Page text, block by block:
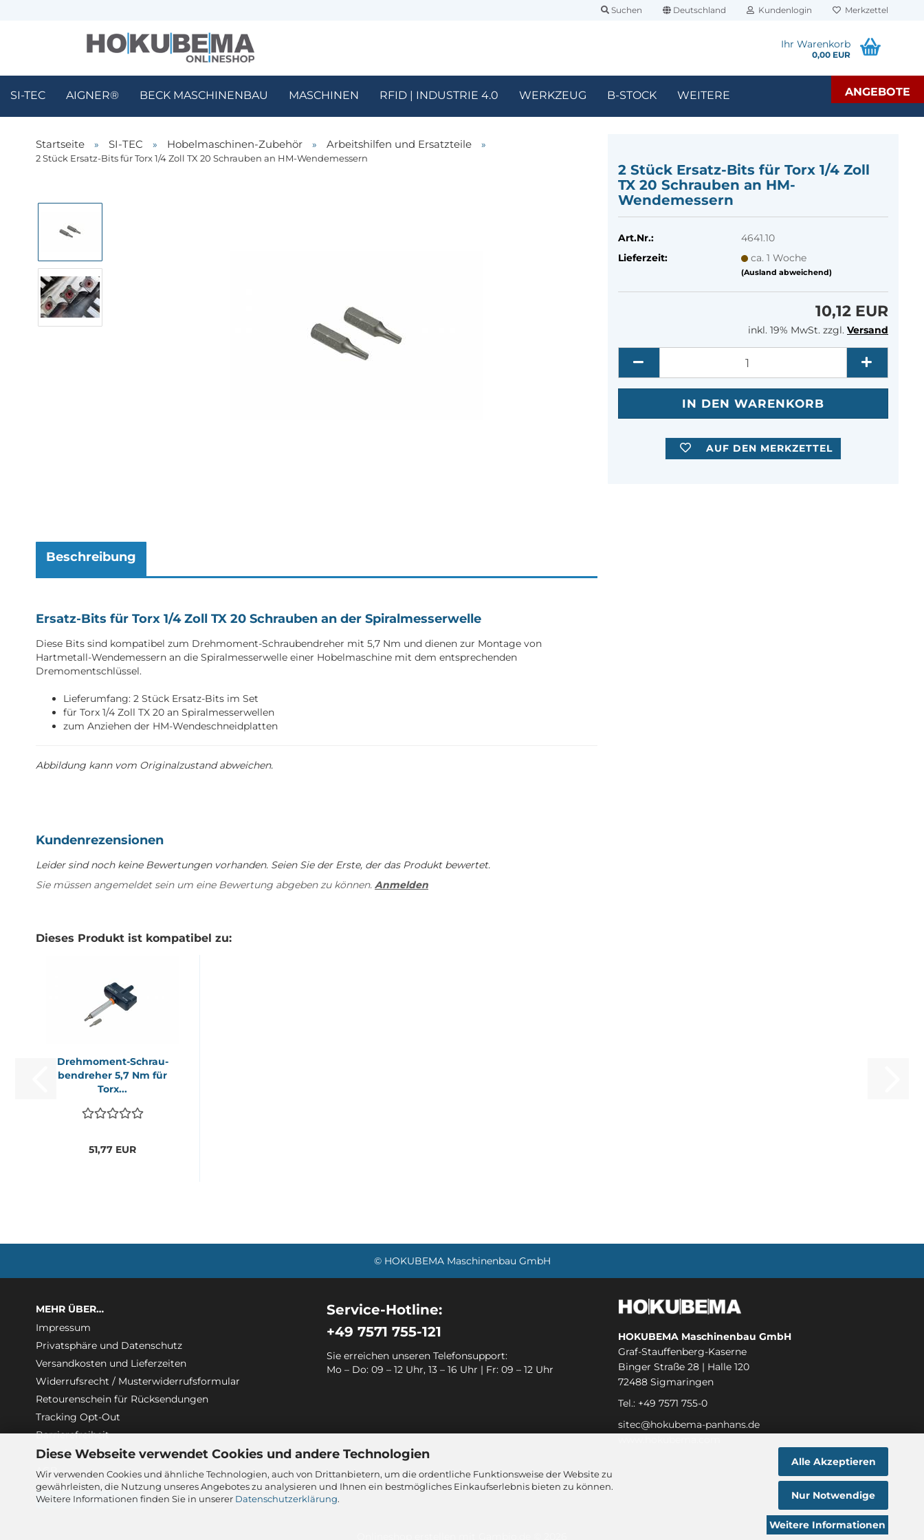
Diese Webseite verwendet Cookies und andere Technologien
Wir verwenden Cookies und ähnliche Technologien, auch von Drittanbietern, um die ordentliche Funktionsweise der Website zu
gewährleisten, die Nutzung unseres Angebotes zu analysieren und Ihnen ein bestmögliches Einkaufserlebnis bieten zu können.
Weitere Informationen finden Sie in unserer Datenschutzerklärung.
Alle Akzeptieren
Nur Notwendige
Weitere Informationen
Suchen Deutschland Kundenlogin Merkzettel
Ihr Warenkorb
0,00 EUR
SI-TEC AIGNER® BECK MASCHINENBAU MASCHINEN RFID | INDUSTRIE 4.0 WERKZEUG B-STOCK ANGEBOTE
WEITERE
Startseite » SI-TEC » Hobelmaschinen-Zubehör » Arbeitshilfen und Ersatzteile »
2 Stück Ersatz-Bits für Torx 1/4 Zoll TX 20 Schrauben an HM-Wendemessern
2 Stück Ersatz-​Bits für Torx 1/4 Zoll
TX 20 Schrau­ben an HM-​
Wendemessern
Art.Nr.:
4641.10
Lieferzeit:
ca. 1 Woche
(Ausland abweichend)
10,12 EUR
inkl. 19% MwSt. zzgl. Versand
AUF DEN MERKZETTEL
Beschreibung
Ersatz-Bits für Torx 1/4 Zoll TX 20 Schrauben an der Spiralmesserwelle
Diese Bits sind kompatibel zum Drehmoment-Schraubendreher mit 5,7 Nm und dienen zur Montage von
Hartmetall-Wendemessern an die Spiralmesserwelle einer Hobelmaschine mit dem entsprechenden
Dremomentschlüssel.
Lieferumfang: 2 Stück Ersatz-Bits im Set
für Torx 1/4 Zoll TX 20 an Spiralmesserwellen
zum Anziehen der HM-Wendeschneidplatten
Abbildung kann vom Originalzustand abweichen.
Kundenrezensionen
Leider sind noch keine Bewertungen vorhanden. Seien Sie der Erste, der das Produkt bewertet.
Sie müssen angemeldet sein um eine Bewertung abgeben zu können. Anmelden
Dieses Produkt ist kompatibel zu:
Drehmoment-​​Schrau­
ben­dre­her 5,7 Nm für
Torx...
51,77 EUR
© HOKUBEMA Maschinenbau GmbH
MEHR ÜBER…
Impressum
Privatsphäre und Datenschutz
Versandkosten und Lieferzeiten
Widerrufsrecht / Musterwiderrufsformular
Retourenschein für Rücksendungen
Tracking Opt-Out
Barrierefreiheit
Kontakt
AGB
Service-Hotline:
+49 7571 755-121
Sie erreichen unseren Telefonsupport:
Mo – Do: 09 – 12 Uhr, 13 – 16 Uhr | Fr: 09 – 12 Uhr
HOKUBEMA Maschinenbau GmbH
Graf-Stauffenberg-Kaserne
Binger Straße 28 | Halle 120
72488 Sigmaringen
Tel.: +49 7571 755-0
sitec@hokubema-panhans.de
Vertrag widerrufen